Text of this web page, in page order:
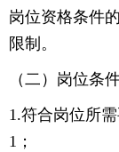
岗位资格条件
限制。
（二）岗位条
1.符合岗位所
1；